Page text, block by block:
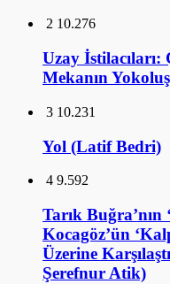
2 10.276
Uzay
Mekanın
3 10.231
Yol (Latif Bedri)
4 9.592
Tarık Buğra’nın
Kocagöz’ün
Üzerine
Şerefnur Atik)